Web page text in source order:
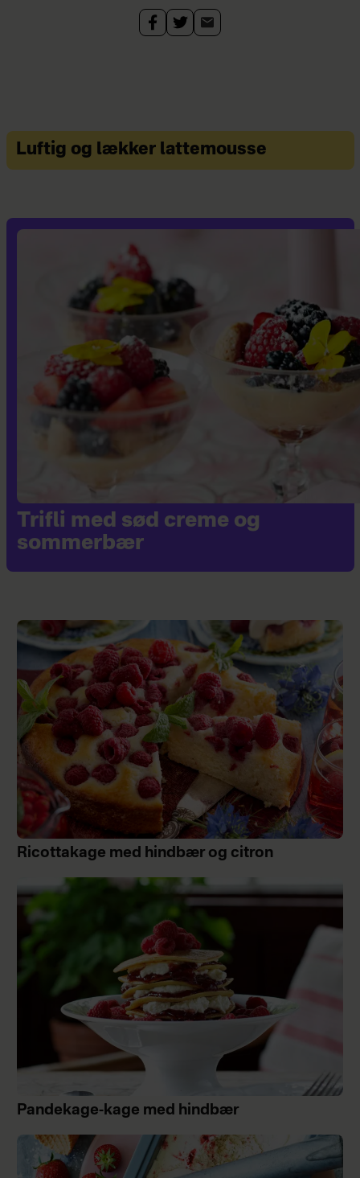
Luftig og lækker lattemousse
Trifli med sød creme og
sommerbær
Ricottakage med hindbær og citron
Pandekage-kage med hindbær